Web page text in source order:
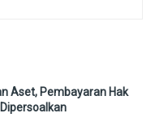
Aset, Pembayaran Hak